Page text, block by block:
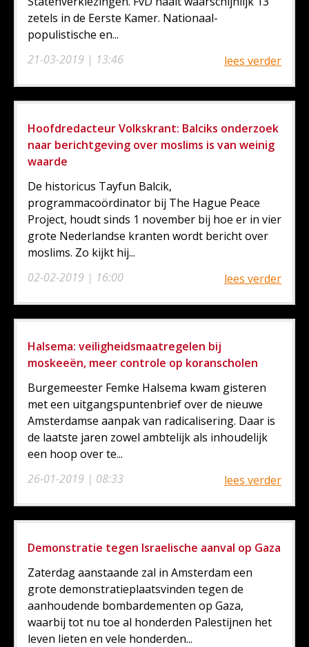
21-03-2019 | 13:46
zetels in de Eerste Kamer. Nationaal-
populistische en...
lees verder
Hoofdredacteur Volkskrant: Balciks onderzoek
naar berichtgeving over moslims is van weinig
waarde
02-02-2019 | 16:00
De historicus Tayfun Balcik,
programmacoördinator bij The Hague Peace
Project, houdt sinds 1 november bij hoe er in vier
grote Nederlandse kranten wordt bericht over
moslims. Zo kijkt hij...
lees verder
Halsema: veiligheidsmaatregelen bij
moskeeën, meer controle op koranscholen
26-01-2019 | 08:33
Burgemeester Femke Halsema kwam gisteren
met een uitgangspuntenbrief over de nieuwe
Amsterdamse aanpak van radicalisering. Daar is
de laatste jaren zowel ambtelijk als inhoudelijk
een hoop over te...
lees verder
Demonstratie tegen Israelische aanval op Gaza
Zaterdag aanstaande zal in Amsterdam een
grote demonstratieplaatsvinden tegen de
aanhoudende bombardementen op Gaza,
waarbij tot nu toe al honderden Palestijnen het
leven lieten en vele honderden...